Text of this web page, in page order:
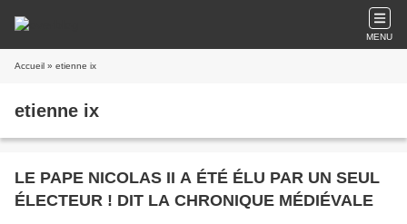
MENU
Accueil » etienne ix
etienne ix
LE PAPE NICOLAS II A ÉTÉ ÉLU PAR UN SEUL
ÉLECTEUR ! DIT LA CHRONIQUE MÉDIÉVALE